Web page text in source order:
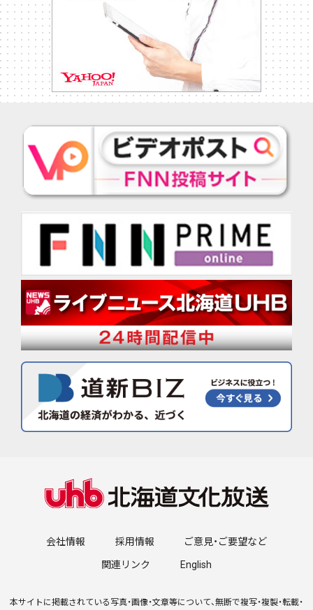
会社情報 採用情報 ご意見・ご要望など
関連リンク English
本サイトに掲載されている写真・画像・文章等について、無断で複写・複製・転載・